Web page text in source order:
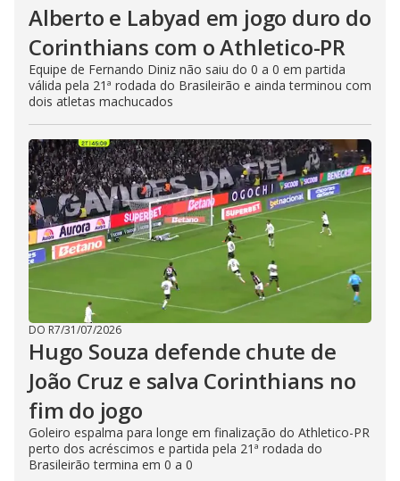
Alberto e Labyad em jogo duro do
Corinthians com o Athletico-PR
Equipe de Fernando Diniz não saiu do 0 a 0 em partida
válida pela 21ª rodada do Brasileirão e ainda terminou com
dois atletas machucados
DO R7/31/07/2026
Hugo Souza defende chute de
João Cruz e salva Corinthians no
fim do jogo
Goleiro espalma para longe em finalização do Athletico-PR
perto dos acréscimos e partida pela 21ª rodada do
Brasileirão termina em 0 a 0